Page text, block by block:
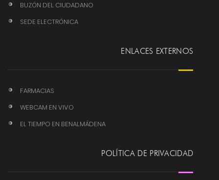
BUZÓN DEL CIUDADANO
SEDE ELECTRÓNICA
ENLACES EXTERNOS
FARMACIAS
WEBCAM EN VIVO
EL TIEMPO EN BENALMÁDENA
POLÍTICA DE PRIVACIDAD